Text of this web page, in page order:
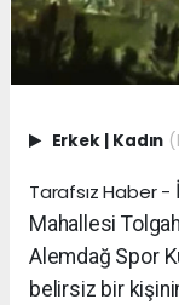
Erkek | Kadın
Tarafsız Haber -
Mahallesi
Alemdağ Spor
belirsiz bir